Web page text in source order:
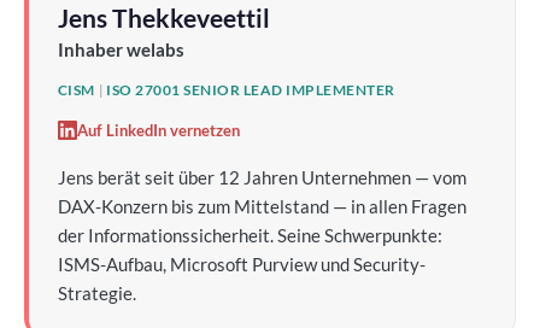
Jens Thekkeveettil
Inhaber welabs
CISM | ISO 27001 SENIOR LEAD IMPLEMENTER
Auf LinkedIn vernetzen
Jens berät seit über 12 Jahren Unternehmen — vom
DAX-Konzern bis zum Mittelstand — in allen Fragen
der Informationssicherheit. Seine Schwerpunkte:
ISMS-Aufbau, Microsoft Purview und Security-
Strategie.